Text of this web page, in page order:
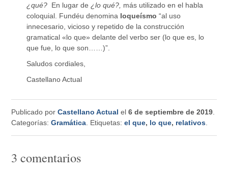
¿qué? En lugar de ¿lo qué?, más utilizado en el habla
coloquial. Fundéu denomina loqueísmo “al uso
innecesario, vicioso y repetido de la construcción
gramatical «lo que» delante del verbo ser (lo que es, lo
que fue, lo que son……)”.
Saludos cordiales,
Castellano Actual
Publicado porCastellano Actual el6 de septiembre de 2019
Categorías:Gramática . Etiquetas:el que, lo que, relativos
3 comentarios